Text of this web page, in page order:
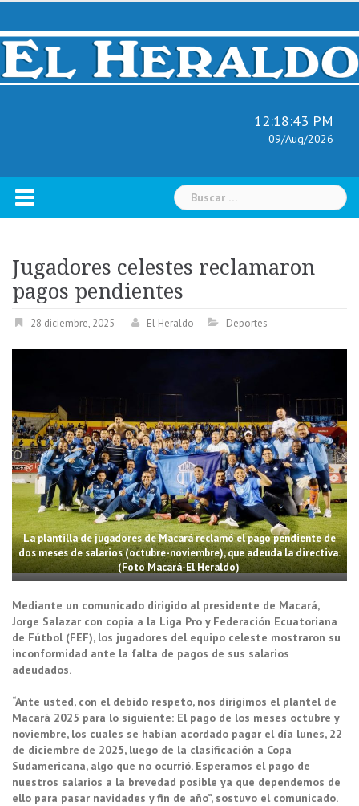
Skip
content
12:18:44 PM
09/Aug/2026
Buscar:
Jugadores celestes reclamaron
pagos pendientes
28 diciembre, 2025 El Heraldo Deportes
La plantilla de jugadores de Macará reclamó el pago pendiente de
dos meses de salarios (octubre-noviembre), que adeuda la directiva.
(Foto Macará-El Heraldo)
Mediante un comunicado dirigido al presidente de Macará,
Jorge Salazar con copia a la Liga Pro y Federación Ecuatoriana
de Fútbol (FEF), los jugadores del equipo celeste mostraron su
inconformidad ante la falta de pagos de sus salarios
adeudados.
“Ante usted, con el debido respeto, nos dirigimos el plantel de
Macará 2025 para lo siguiente: El pago de los meses octubre y
noviembre, los cuales se habían acordado pagar el día lunes, 22
de diciembre de 2025, luego de la clasificación a Copa
Sudamericana, algo que no ocurrió. Esperamos el pago de
nuestros salarios a la brevedad posible ya que dependemos de
ello para pasar navidades y fin de año”, sostuvo el comunicado.